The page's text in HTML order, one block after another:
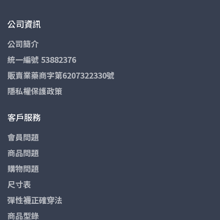
公司資訊
公司簡介
統一編號 53882376
販賣業藥商字第6207322330號
隱私權保護政策
客戶服務
會員問題
商品問題
購物問題
尺寸表
彈性襪正確穿法
商品型錄